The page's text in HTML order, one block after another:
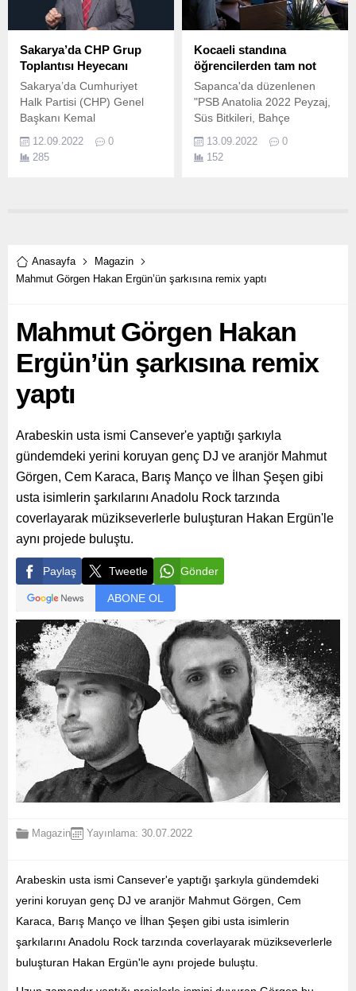
Sakarya’da CHP Grup
Toplantısı Heyecanı
Sakarya’da Cumhuriyet
Halk Partisi (CHP) Genel
Başkanı Kemal
toplantısını yapacak
olmasının heyecanı
12.09.2022
0
285
Kocaeli standına
öğrencilerden tam not
Sapanca'da düzenlenen
"PSB Anatolia 2022 Peyzaj,
Süs Bitkileri, Bahçe
Fuarı"nda Büyükşehir
standı yoğun ilgi gördü
mevkiinde 60 bin
13.09.2022
0
152
Anasayfa
Magazin
Mahmut Görgen Hakan Ergün’ün şarkısına remix yaptı
Mahmut Görgen Hakan
Ergün’ün şarkısına remix
yaptı
Arabeskin usta ismi Cansever'e yaptığı şarkıyla
gündemdeki yerini koruyan genç DJ ve aranjör Mahmut
Görgen, Cem Karaca, Barış Manço ve İlhan Şeşen gibi
usta isimlerin şarkılarını Anadolu Rock tarzında
coverlayarak müzikseverlerle buluşturan Hakan Ergün'le
aynı projede buluştu.
Paylaş Tweetle Gönder
ABONE OL
Magazin Yayınlama: 30.07.2022
Arabeskin usta ismi Cansever'e yaptığı şarkıyla gündemdeki
yerini koruyan genç DJ ve aranjör Mahmut Görgen, Cem
Karaca, Barış Manço ve İlhan Şeşen gibi usta isimlerin
şarkılarını Anadolu Rock tarzında coverlayarak müzikseverlerle
buluşturan Hakan Ergün'le aynı projede buluştu.